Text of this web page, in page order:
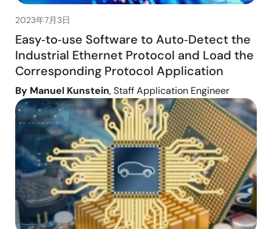
2023年7月3日
Easy‑to‑use Software to Auto‑Detect the
Industrial Ethernet Protocol and Load the
Corresponding Protocol Application
By Manuel Kunstein, Staff Application Engineer